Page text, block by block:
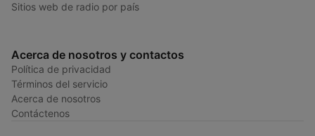
Sitios web de radio por país
Acerca de nosotros y contactos
Política de privacidad
Términos del servicio
Acerca de nosotros
Contáctenos